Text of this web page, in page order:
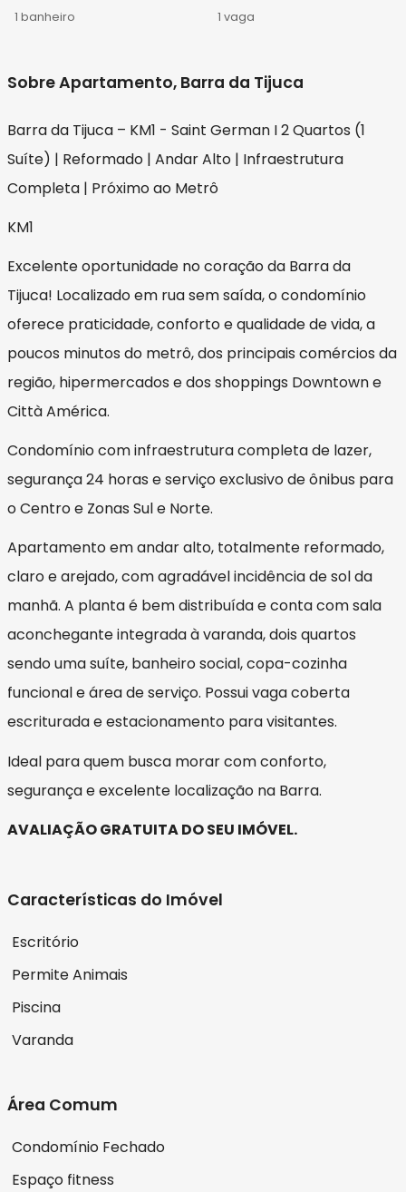
1 banheiro 1 vaga
Sobre Apartamento, Barra da Tijuca
Barra da Tijuca – KM1 - Saint German I 2 Quartos (1
Suíte) | Reformado | Andar Alto | Infraestrutura
Completa | Próximo ao Metrô
KM1
Excelente oportunidade no coração da Barra da
Tijuca! Localizado em rua sem saída, o condomínio
oferece praticidade, conforto e qualidade de vida, a
poucos minutos do metrô, dos principais comércios da
região, hipermercados e dos shoppings Downtown e
Città América.
Condomínio com infraestrutura completa de lazer,
segurança 24 horas e serviço exclusivo de ônibus para
o Centro e Zonas Sul e Norte.
Apartamento em andar alto, totalmente reformado,
claro e arejado, com agradável incidência de sol da
manhã. A planta é bem distribuída e conta com sala
aconchegante integrada à varanda, dois quartos
sendo uma suíte, banheiro social, copa-cozinha
funcional e área de serviço. Possui vaga coberta
escriturada e estacionamento para visitantes.
Ideal para quem busca morar com conforto,
segurança e excelente localização na Barra.
AVALIAÇÃO GRATUITA DO SEU IMÓVEL.
Características do Imóvel
Escritório
Permite Animais
Piscina
Varanda
Área Comum
Condomínio Fechado
Espaço fitness